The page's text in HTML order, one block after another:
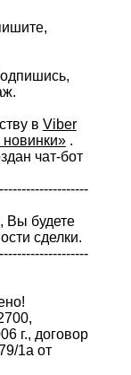
в Viber
.
чат-бот
Вы будете
сделки.
г., договор
1а от